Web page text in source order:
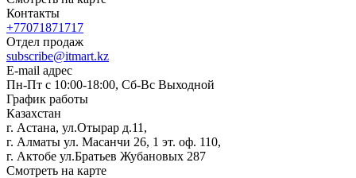
Контакты
+77071871717
Отдел продаж
subscribe@itmart.kz
E-mail адрес
Пн-Пт с 10:00-18:00, Сб-Вс Выходной
График работы
Казахстан
г. Астана, ул.Отырар д.11,
г. Алматы ул. Масанчи 26, 1 эт. оф. 110,
г. Актобе ул.Братьев Жубановых 287
Смотреть на карте